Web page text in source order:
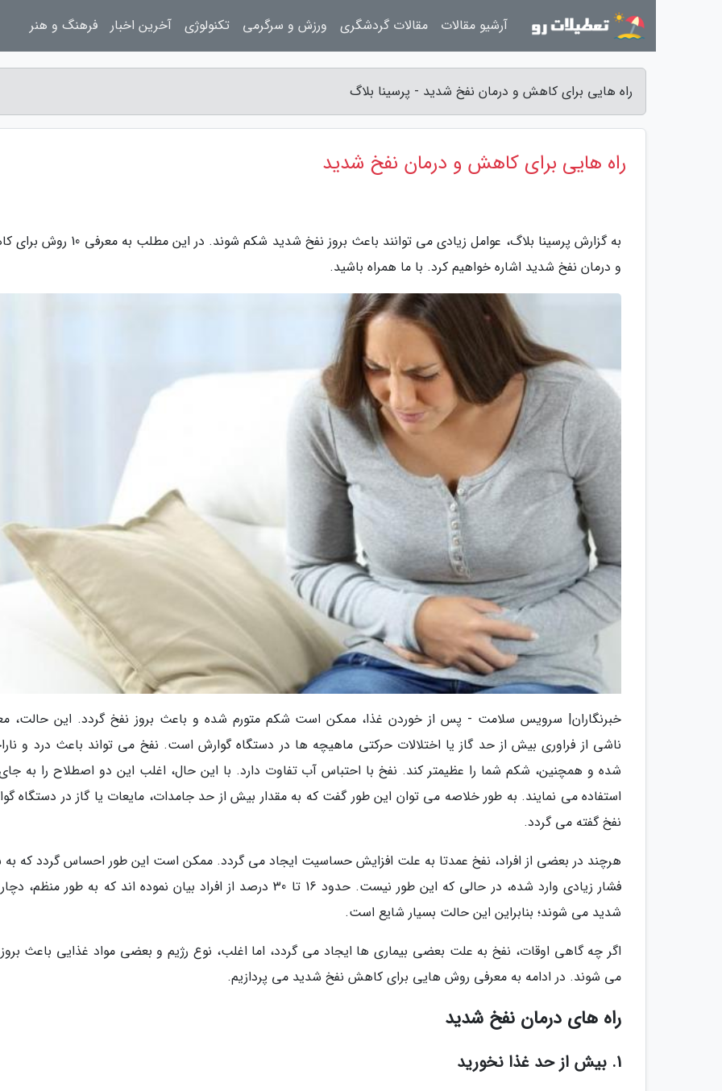
راه هایی برای کاهش و درمان نفخ شدید - پرسینا بلاگ
راه هایی برای کاهش و درمان نفخ شدید
به گزارش پرسینا بلاگ، عوامل زیادی می توانند باعث بروز نفخ شدید شکم شوند. در
و درمان نفخ شدید اشاره خواهیم کرد. با ما همراه باشید.
خبرنگاران| سرویس سلامت - پس از خوردن غذا، ممکن است شکم متورم شده و باعث بروز نفخ گردد. این حالت،
ناشی از فراوری بیش از حد گاز یا اختلالات حرکتی ماهیچه ها در دستگاه گوارش است. نفخ می تواند باعث درد و
شده و همچنین، شکم شما را عظیمتر کند. نفخ با احتباس آب تفاوت دارد. با این حال، اغلب این دو اصطلاح را به
استفاده می نمایند. به طور خلاصه می توان این طور گفت که به مقدار بیش از حد جامدات، مایعات یا گاز در دستگاه
نفخ گفته می گردد.
هرچند در بعضی از افراد، نفخ عمدتا به علت افزایش حساسیت ایجاد می گردد. ممکن است این طور احساس گردد که
فشار زیادی وارد شده، در حالی که این طور نیست. حدود 16 تا 30 درصد از افراد بیان نموده اند که به طور
شدید می شوند؛ بنابراین این حالت بسیار شایع است.
اگر چه گاهی اوقات، نفخ به علت بعضی بیماری ها ایجاد می گردد، اما اغلب، نوع رژیم و بعضی مواد غذایی باعث
می شوند. در ادامه به معرفی روش هایی برای کاهش نفخ شدید می پردازیم.
راه های درمان نفخ شدید
1. بیش از حد غذا نخورید
آرشیو مقالات مقالات گردشگری ورزش و سرگرمی تکنولوژی آخرین اخبار فرهنگ و هنر